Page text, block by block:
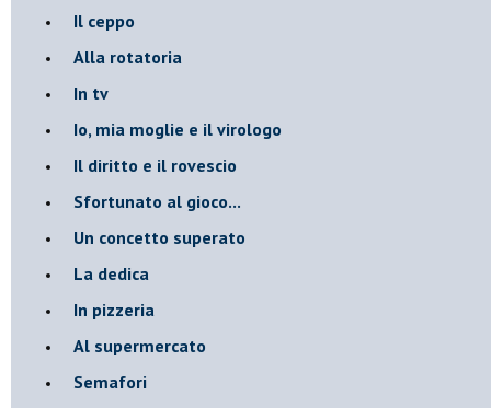
Il ceppo
Alla rotatoria
In tv
Io, mia moglie e il virologo
Il diritto e il rovescio
Sfortunato al gioco...
Un concetto superato
La dedica
In pizzeria
Al supermercato
Semafori